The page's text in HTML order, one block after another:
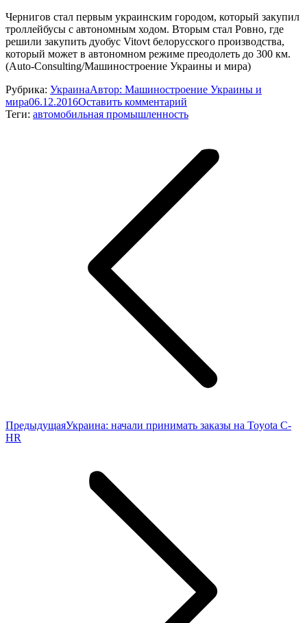
Чернигов стал первым украинским городом, который закупил
троллейбусы с автономным ходом. Вторым стал Ровно, где
решили закупить дуобус Vitovt белорусского производства,
который может в автономном режиме преодолеть до 300 км.
(Auto-Consulting/Машиностроение Украины и мира)
Рубрика: УкраинаАвтор: Машиностроение Украины и
мира06.12.2016Оставить комментарий
Теги: автомобильная промышленность
ПредыдущаяПредыдущая
Украина: начали принимать заказы на Toyota C-
HR